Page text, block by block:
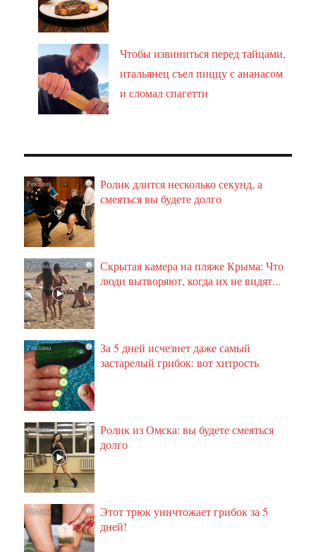
Чтобы извиниться перед тайцами,
итальянец съел пиццу с ананасом
и сломал спагетти
i
Ролик длится несколько секунд, а
смеяться вы будете долго
i
Скрытая камера на пляже Крыма: Что
люди вытворяют, когда их не видят...
i
За 5 дней исчезнет даже самый
застарелый грибок: вот хитрость
i
Ролик из Омска: вы будете смеяться
долго
i
Этот трюк уничтожает грибок за 5
дней!